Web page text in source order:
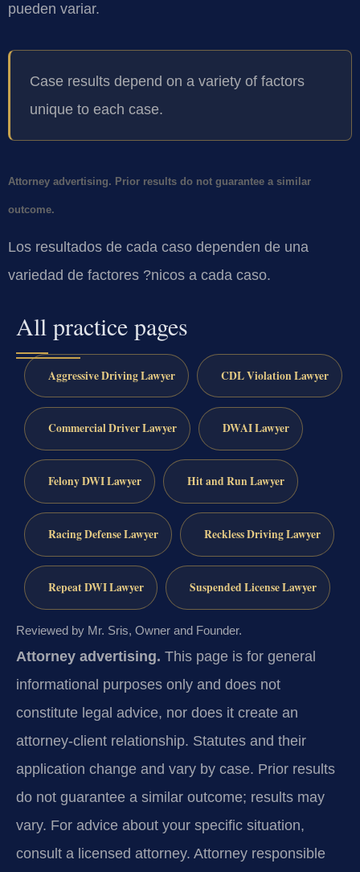
pueden variar.
Case results depend on a variety of factors
unique to each case.
Attorney advertising. Prior results do not guarantee a similar
outcome.
Los resultados de cada caso dependen de una
variedad de factores ?nicos a cada caso.
All practice pages
Aggressive Driving Lawyer CDL Violation Lawyer
Commercial Driver Lawyer DWAI Lawyer
Felony DWI Lawyer Hit and Run Lawyer
Racing Defense Lawyer Reckless Driving Lawyer
Repeat DWI Lawyer Suspended License Lawyer
Reviewed by Mr. Sris, Owner and Founder.
Attorney advertising. This page is for general
informational purposes only and does not
constitute legal advice, nor does it create an
attorney-client relationship. Statutes and their
application change and vary by case. Prior results
do not guarantee a similar outcome; results may
vary. For advice about your specific situation,
consult a licensed attorney. Attorney responsible